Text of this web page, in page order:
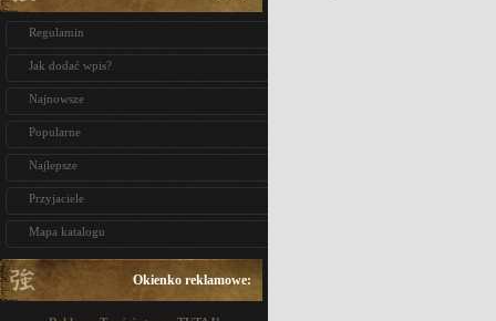
Regulamin
Jak dodać wpis?
Najnowsze
Popularne
Najlepsze
Przyjaciele
Mapa katalogu
Okienko reklamowe: